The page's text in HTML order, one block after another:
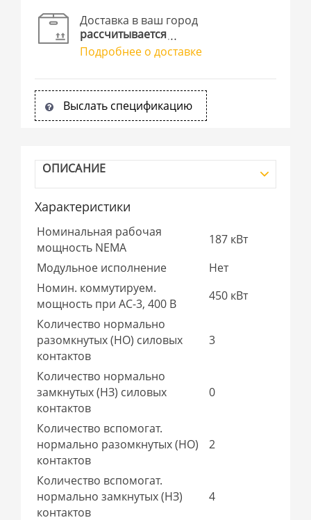
Доставка в ваш город
рассчитывается
Подробнее о доставке
Выслать спецификацию
ОПИСАНИЕ
Характеристики
Номинальная рабочая
мощность NEMA
187 кВт
Модульное исполнение
Нет
Номин. коммутируем.
мощность при AC-3, 400 В
450 кВт
Количество нормально
разомкнутых (НО) силовых
контактов
3
Количество нормально
замкнутых (НЗ) силовых
контактов
0
Количество вспомогат.
нормально разомкнутых (НО)
контактов
2
Количество вспомогат.
нормально замкнутых (НЗ)
контактов
4